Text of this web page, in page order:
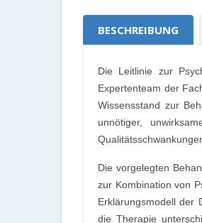
BESCHREIBUNG
Die Leitlinie zur
Expertenteam der
Wissensstand zur
unnötiger,
Die vorgelegten
zur Kombination von
Erklärungsmodell der
die Therapie